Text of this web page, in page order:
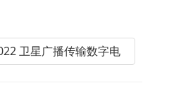
卫星广播传输数字电